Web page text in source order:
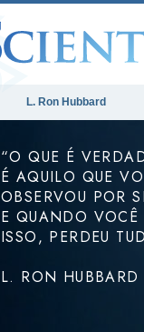
L. Ron Hubbard
“O QUE É
É AQUILO QUE
OBSERVOU POR
E QUANDO VOCÊ
ISSO, PERDEU
L. RON HUBBARD